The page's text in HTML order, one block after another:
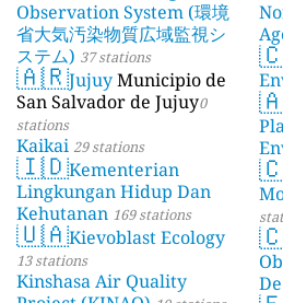
Observation System (環境
省大気汚染物質広域監視シ
ステム) 37 stations
🇦🇷JujuyMunicipio de
San Salvador de Jujuy0
stations
Kaikai 29 stations
🇮🇩Kementerian
Lingkungan Hidup Dan
Kehutanan 169 stations
🇺🇦Kievoblast Ecology
13 stations
Kinshasa Air Quality